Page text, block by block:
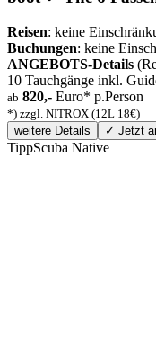
Reisen: keine
Buchungen: keine
ANGEBOTS-Details
10 Tauchgänge inkl.
ab 820,- Euro* p.Person
*) zzgl. NITROX (12L 18€)
weitere Details
✓ Jetzt
TippScuba Native